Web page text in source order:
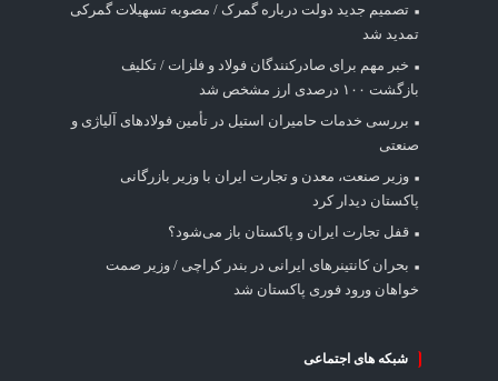
تصمیم جدید دولت درباره گمرک / مصوبه تسهیلات گمرکی
تمدید شد
خبر مهم برای صادرکنندگان فولاد و فلزات / تکلیف
بازگشت ۱۰۰ درصدی ارز مشخص شد
بررسی خدمات حامیران استیل در تأمین فولادهای آلیاژی و
صنعتی
وزیر صنعت، معدن و تجارت ایران با وزیر بازرگانی
پاکستان دیدار کرد
قفل تجارت ایران و پاکستان باز می‌شود؟
بحران کانتینر‌های ایرانی در بندر کراچی / وزیر صمت
خواهان ورود فوری پاکستان شد
شبکه های اجتماعی